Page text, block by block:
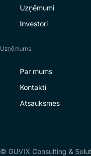
Uzņēmumi
Investori
Uzņēmums
Par mums
Kontakti
Atsauksmes
© GUVIX Consulting &